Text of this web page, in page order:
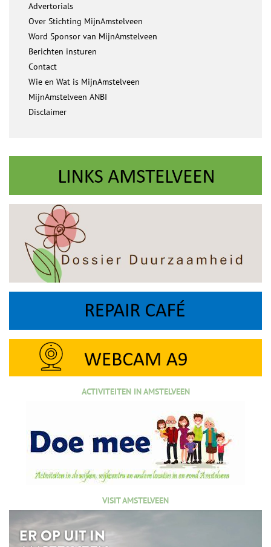
Advertorials
Over Stichting MijnAmstelveen
Word Sponsor van MijnAmstelveen
Berichten insturen
Contact
Wie en Wat is MijnAmstelveen
MijnAmstelveen ANBI
Disclaimer
ACTIVITEITEN IN AMSTELVEEN
VISIT AMSTELVEEN